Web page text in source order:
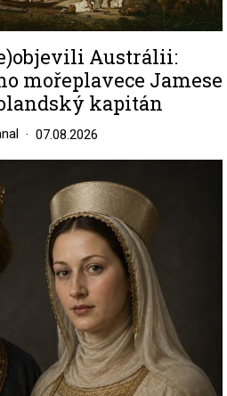
Austrálii:
mořeplavece Jamese
kapitán
07.08.2026